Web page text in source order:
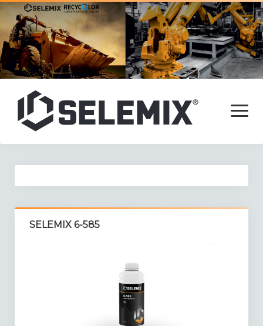
open
menu
Főoldal
Termékek
SELEMIX 6-585